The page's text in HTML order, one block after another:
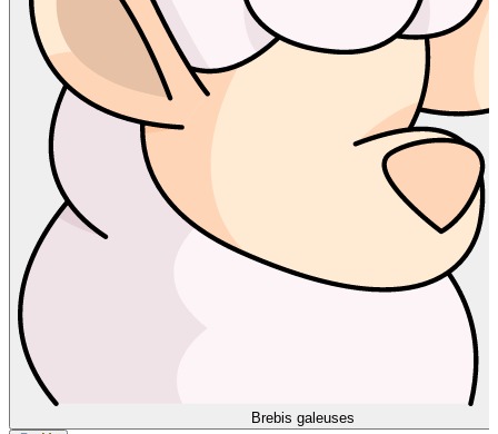
Brebis galeuses